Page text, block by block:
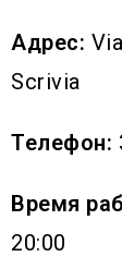
Адрес:
Scrivia
Телефон:
Время
20:00